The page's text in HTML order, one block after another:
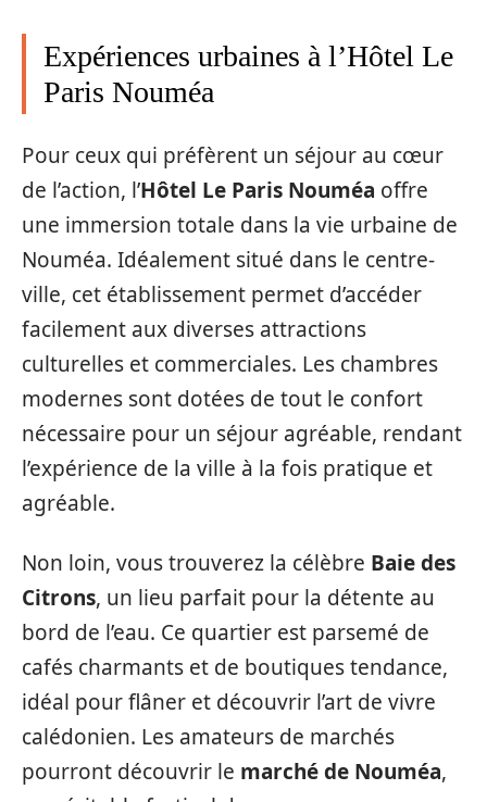
Expériences urbaines à l’Hôtel Le
Paris Nouméa
Pour ceux qui préfèrent un séjour au cœur
de l’action, l’Hôtel Le Paris Nouméa offre
une immersion totale dans la vie urbaine de
Nouméa. Idéalement situé dans le centre-
ville, cet établissement permet d’accéder
facilement aux diverses attractions
culturelles et commerciales. Les chambres
modernes sont dotées de tout le confort
nécessaire pour un séjour agréable, rendant
l’expérience de la ville à la fois pratique et
agréable.
Non loin, vous trouverez la célèbre Baie des
Citrons, un lieu parfait pour la détente au
bord de l’eau. Ce quartier est parsemé de
cafés charmants et de boutiques tendance,
idéal pour flâner et découvrir l’art de vivre
calédonien. Les amateurs de marchés
pourront découvrir le marché de Nouméa,